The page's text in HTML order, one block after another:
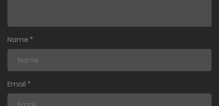
ตอนที่ 75
ตอนที่ 74
29 ธันวาคม 2024
ตอนที่ 73
Name *
Email *